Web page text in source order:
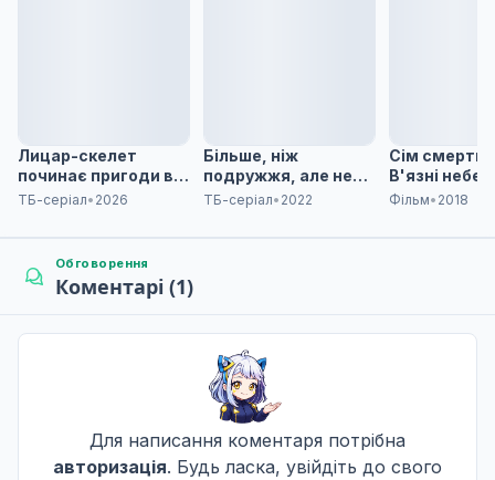
Бажання
20 бер. 2024
Лицар-скелет
починає пригоди в
новому світі - 2
ТБ-серіал• 2026
Більше, ніж
подружжя, але не
коханці
ТБ-серіал• 2022
Сім
В'язні небес
Фільм• 2018
Обговорення
Коментарі (1)
Для написання коментаря потрібна
авторизація. Будь ласка, увійдіть до свого